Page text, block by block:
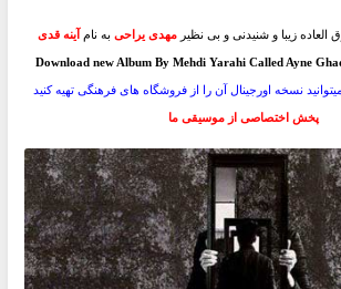
العاده زیبا و شنیدنی و بی نظیر مهدی یراحیبه نام آینه قدی
Download new Album By Mehdi Yarahi Called Ayne
نسخه اورجینال آن را از فروشگاه های فرهنگی تهیه کنید
پخش اختصاصی از موسیقی ما